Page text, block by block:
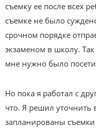
съемку ее после всех
съемке не было
срочном порядке
экзаменом в школу.
мне нужно было
Но пока я работал с
что. Я решил уточнить
запланированы